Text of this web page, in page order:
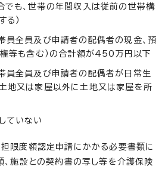
でも、世帯の年間収入は従前の世帯構
る）
員全員及び申請者の配偶者の現金、預
権等も含む）の合計額が450万円以下
員全員及び申請者の配偶者が日常生
地又は家屋以外に土地又は家屋を所
ていない
限度額認定申請にかかる必要書類に
、施設との契約書の写し等を介護保険